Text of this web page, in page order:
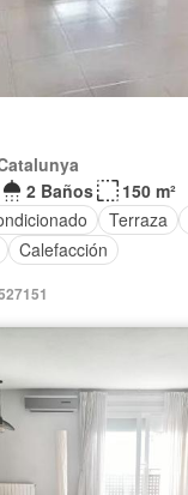
2 Baños
150 m²
Terraza
Calefacción